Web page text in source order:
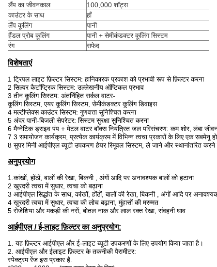
लैंप का जीवनकाल
100,000 शॉट्स
काउंटर के साथ
हाँ
लैंप कूलिंग
पानी
हैंडल प्रोब कूलिंग
पानी + सेमीकंडक्टर कूलिंग सिस्टम
रंग
सफेद
विशेषताएं
1 ट्रिपल लाइट फ़िल्टर सिस्टम: हानिकारक प्रकाश को प्रभावी रूप से फ़िल्टर करना
2 सिल्वर कैटॉप्ट्रिक सिस्टम: उल्लेखनीय ऑप्टिकल प्रभाव
3 तीन कूलिंग सिस्टम: अंतर्निहित सर्कल वाटर-
कूलिंग सिस्टम, एयर कूलिंग सिस्टम, सेमीकंडक्टर कूलिंग डिवाइस
4 मल्टीप्लेक्स काउंटर सिस्टम: गुणवत्ता सुनिश्चित करना
5 अंदर पानी-बिजली सेपरेटर: सिस्टम सुरक्षा सुनिश्चित करना
6 मैग्नेटिक ड्राइव पंप + मेटल वाटर बॉक्स नियंत्रित जल परिसंचरण: कम शोर, लंबा
7 3 समायोजन कार्यक्रम, प्रत्येक कार्यक्रम में विभिन्न त्वचा प्रकारों के लिए एक सबमेनू
8 सुपर मिनी आईपीएल ब्यूटी उपकरण हेयर रिमूवल सिस्टम, ले जाने और स्थानांतरित
अनुप्रयोग
1.कांखों, होंठों, बालों की रेखा, बिकनी , अंगों आदि पर अनावश्यक बालों को हटाना
2 खुरदरी त्वचा में सुधार, त्वचा को बढ़ाना
3 आईपीएल सिद्धांत के साथ, कांखों, होंठों, बालों की रेखा, बिकनी , अंगों आदि पर
4 खुरदरी त्वचा में सुधार, त्वचा की लोच बढ़ाना, मुंहासों की मरम्मत
5 रोजेशिया और मकड़ी की नसें, बोतल नाक और लाल रक्त रेखा, संवहनी घाव
आईपीएल / ई-लाइट फ़िल्टर का अनुप्रयोग:
1. यह फ़िल्टर आईपीएल और ई-लाइट ब्यूटी उपकरणों के लिए उपयोग किया जाता है।
2. आईपीएल और ईलाइट फ़िल्टर के तकनीकी पैरामीटर:
स्पेक्ट्रम रेंज इस प्रकार है: